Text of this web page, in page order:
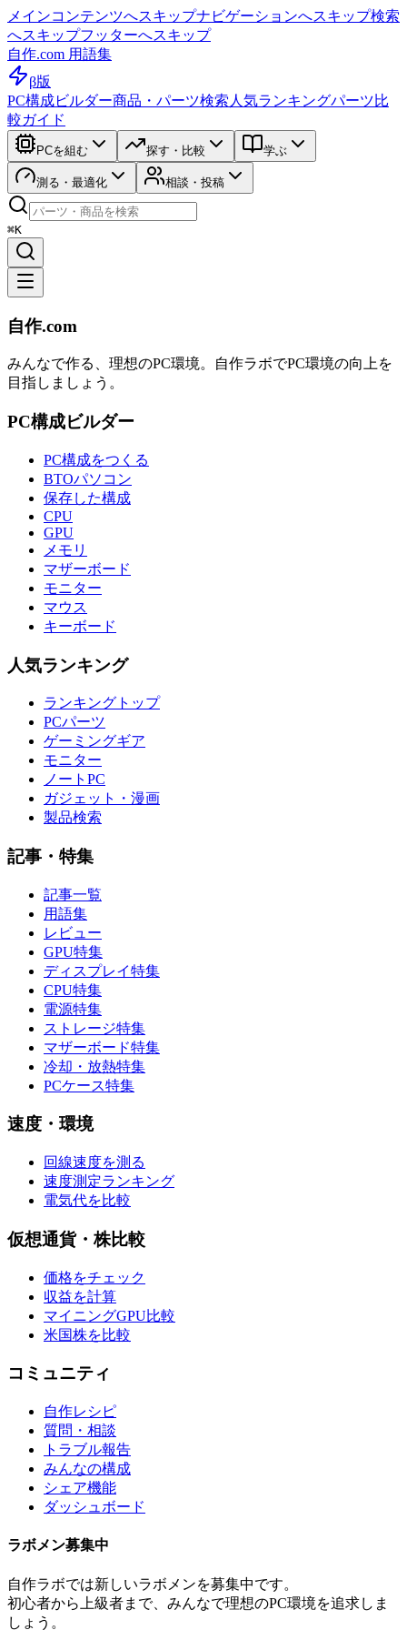
メインコンテンツへスキップナビゲーションへスキップ検索
へスキップフッターへスキップ
自作.com 用語集
β版
PC構成ビルダー商品・パーツ検索 人気ランキングパーツ比
較ガイド
PCを組む 探す・比較 学ぶ
測る・最適化 相談・投稿
⌘K
自作.com
みんなで作る、理想のPC環境。 自作ラボでPC環境の向上を
目指しましょう。
PC構成ビルダー
PC構成をつくる
BTOパソコン
保存した構成
CPU
GPU
メモリ
マザーボード
モニター
マウス
キーボード
人気ランキング
ランキングトップ
PCパーツ
ゲーミングギア
モニター
ノートPC
ガジェット・漫画
製品検索
記事・特集
記事一覧
用語集
レビュー
GPU特集
ディスプレイ特集
CPU特集
電源特集
ストレージ特集
マザーボード特集
冷却・放熱特集
PCケース特集
速度・環境
回線速度を測る
速度測定ランキング
電気代を比較
仮想通貨・株比較
価格をチェック
収益を計算
マイニングGPU比較
米国株を比較
コミュニティ
自作レシピ
質問・相談
トラブル報告
みんなの構成
シェア機能
ダッシュボード
ラボメン募集中
自作ラボでは新しいラボメンを募集中です。
初心者から上級者まで、みんなで理想のPC環境を追求しま
しょう。